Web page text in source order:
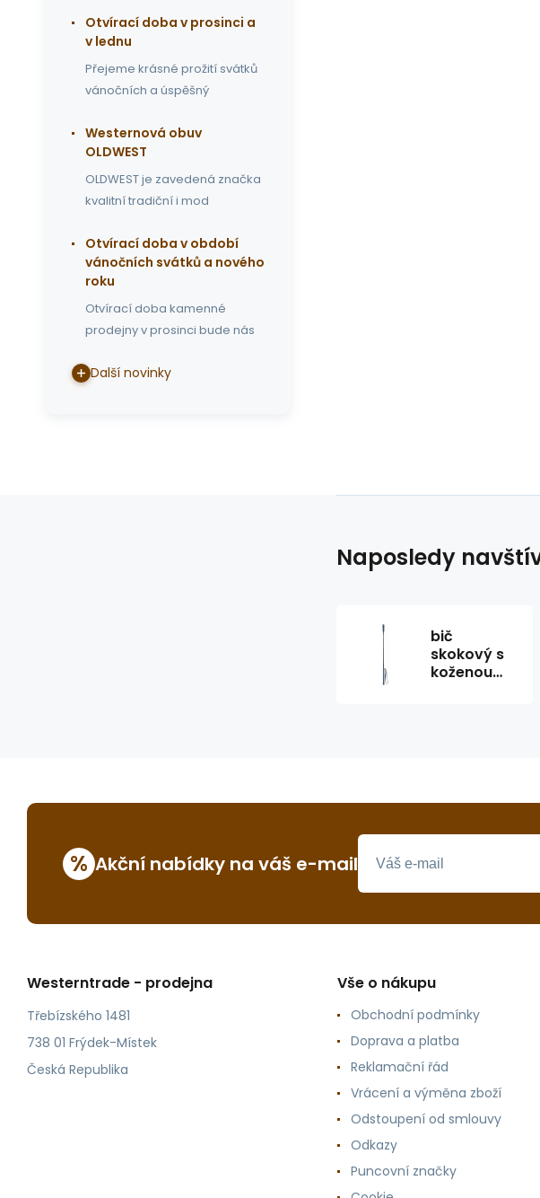
Otvírací doba v prosinci a
v lednu
Přejeme krásné prožití svátků
vánočních a úspěšný
Westernová obuv
OLDWEST
OLDWEST je zavedená značka
kvalitní tradiční i mod
Otvírací doba v období
vánočních svátků a nového
roku
Otvírací doba kamenné
prodejny v prosinci bude nás
Další novinky
Naposledy
bič
skokový s
koženou
% Akční nabídky na váš e-mail
Westerntrade - prodejna
Třebízského 1481
738 01 Frýdek-Místek
Česká Republika
Vše o nákupu
Obchodní podmínky
Doprava a platba
Reklamační řád
Vrácení a výměna zboží
Odstoupení od smlouvy
Odkazy
Puncovní značky